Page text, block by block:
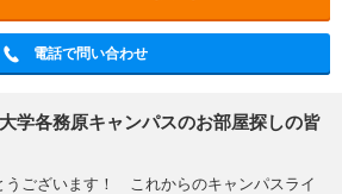
電話で問い合わせ
学各務原キャンパスのお部屋探しの皆
うございます！ これからのキャンパスライ